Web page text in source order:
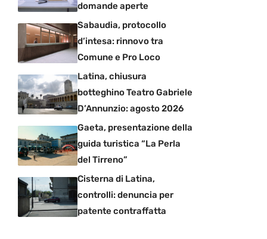
domande aperte
Sabaudia, protocollo
d’intesa: rinnovo tra
Comune e Pro Loco
Latina, chiusura
botteghino Teatro Gabriele
D’Annunzio: agosto 2026
Gaeta, presentazione della
guida turistica “La Perla
del Tirreno”
Cisterna di Latina,
controlli: denuncia per
patente contraffatta